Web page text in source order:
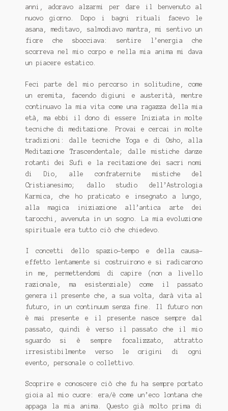
MACROLIBRARSI
Piemonte - Liguria - Valle D’Aosta
anni, adoravo alzarmi per dare il benvenuto al
nuovo giorno. Dopo i bagni rituali facevo le
asana, meditavo, salmodiavo mantra, mi sentivo un
fiore che sbocciava: sentire l’energia che
scorreva nel mio corpo e nella mia anima mi dava
un piacere estatico.
Feci parte del mio percorso in solitudine, come
un eremita, facendo digiuni e austerità, mentre
continuavo la mia vita come una ragazza della mia
età, ma ebbi il dono di essere Iniziata in molte
tecniche di meditazione. Provai e cercai in molte
tradizioni: dalle tecniche Yoga e di Osho, alla
Meditazione Trascendentale; dalle mistiche danze
rotanti dei Sufi e la recitazione dei sacri nomi
di Dio, alle confraternite mistiche del
Cristianesimo; dallo studio dell’Astrologia
Karmica, che ho praticato e insegnato a lungo,
alla magica iniziazione all’antica arte dei
tarocchi, avvenuta in un sogno. La mia evoluzione
spirituale era tutto ciò che chiedevo.
I concetti dello spazio-tempo e della causa-
effetto lentamente si costruirono e si radicarono
in me, permettendomi di capire (non a livello
razionale, ma esistenziale) come il passato
genera il presente che, a sua volta, darà vita al
futuro, in un continuum senza fine. Il futuro non
è mai presente e il presente nasce sempre dal
passato, quindi è verso il passato che il mio
sguardo si è sempre focalizzato, attratto
irresistibilmente verso le origini di ogni
evento, personale o collettivo.
Scoprire e conoscere ciò che fu ha sempre portato
gioia al mio cuore: era/è come un’eco lontana che
appaga la mia anima. Questo già molto prima di